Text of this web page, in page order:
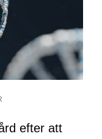
efter att